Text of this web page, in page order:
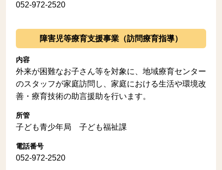
052-972-2520
障害児等療育支援事業（訪問療育指導）
内容
外来が困難なお子さん等を対象に、地域療育センター
のスタッフが家庭訪問し、家庭における生活や環境改
善・療育技術の助言援助を行います。
所管
子ども青少年局 子ども福祉課
電話番号
052-972-2520